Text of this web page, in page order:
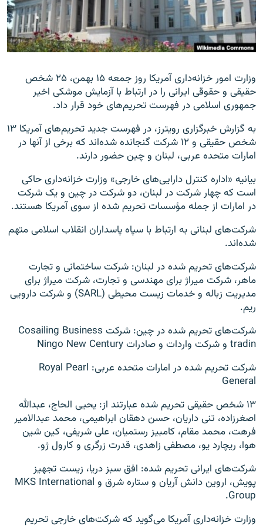
وزارت امور خزانه‌داری آمریکا روز جمعه ۱۵ بهمن، ۲۵ شخص
حقیقی و حقوقی ایرانی را در ارتباط با آزمایش موشکی اخیر
جمهوری اسلامی در فهرست تحریم‌های خود قرار داد.
به گزارش خبرگزاری رویترز، در فهرست جدید تحریم‌های آمریکا ۱۳
شخص حقیقی و ۱۲ شرکت گنجانده شده‌اند که برخی از آنها در
امارات متحده عربی، لبنان و چین حضور دارند.
بیانیه «اداره کنترل دارایی‌های خارجی» وزارت خزانه‌داری حاکی
است که چهار شرکت در لبنان، دو شرکت در چین و یک شرکت
در امارات از جمله مؤسسات تحریم شده از سوی آمریکا هستند.
شرکت‌های لبنانی به ارتباط با سپاه پاسداران انقلاب اسلامی متهم
شده‌اند.
شرکت‌های تحریم شده در لبنان: شرکت ساختمانی و تجارت
ماهر، شرکت میراژ برای مهندسی و تجارت، شرکت میراژ برای
مدیریت زباله و خدمات زیست محیطی (SARL) و شرکت دارویی
ریم.
شرکت‌های تحریم شده در چین: شرکت Cosailing Business
tradin و شرکت واردات و صادرات Ningo New Century
شرکت تحریم شده در امارات متحده عربی: Royal Pearl
General
۱۳ شخص حقیقی تحریم شده عبارتند از: یحیی الحاج، عبدالله
اصغرزاده، تنی داریان، حسن دهقان ابراهیمی، محمد عبدالامیر
فرهت، محمد مقام، کامبیز رستمیان، علی شریفی، کین شین
هوا، ریچارد یو، مصطفی زاهدی، قدرت زرگری و کارول ژو.
شرکت‌های ایرانی تحریم شده: افق سبز دریا، زیست تجهیز
پویش، اروین دانش آریان و ستاره شرق و MKS International
Group.
وزارت خزانه‌داری آمریکا می‌گوید که شرکت‌های خارجی تحریم